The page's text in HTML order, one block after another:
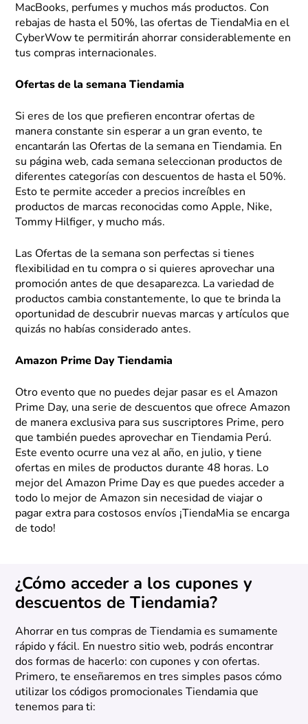
MacBooks, perfumes y muchos más productos. Con
rebajas de hasta el 50%, las ofertas de TiendaMia en el
CyberWow te permitirán ahorrar considerablemente en
tus compras internacionales.
Ofertas de la semana Tiendamia
Si eres de los que prefieren encontrar ofertas de
manera constante sin esperar a un gran evento, te
encantarán las Ofertas de la semana en Tiendamia. En
su página web, cada semana seleccionan productos de
diferentes categorías con descuentos de hasta el 50%.
Esto te permite acceder a precios increíbles en
productos de marcas reconocidas como Apple, Nike,
Tommy Hilfiger, y mucho más.
Las Ofertas de la semana son perfectas si tienes
flexibilidad en tu compra o si quieres aprovechar una
promoción antes de que desaparezca. La variedad de
productos cambia constantemente, lo que te brinda la
oportunidad de descubrir nuevas marcas y artículos que
quizás no habías considerado antes.
Amazon Prime Day Tiendamia
Otro evento que no puedes dejar pasar es el Amazon
Prime Day, una serie de descuentos que ofrece Amazon
de manera exclusiva para sus suscriptores Prime, pero
que también puedes aprovechar en Tiendamia Perú.
Este evento ocurre una vez al año, en julio, y tiene
ofertas en miles de productos durante 48 horas. Lo
mejor del Amazon Prime Day es que puedes acceder a
todo lo mejor de Amazon sin necesidad de viajar o
pagar extra para costosos envíos ¡TiendaMia se encarga
de todo!
¿Cómo acceder a los cupones y
descuentos de Tiendamia?
Ahorrar en tus compras de Tiendamia es sumamente
rápido y fácil. En nuestro sitio web, podrás encontrar
dos formas de hacerlo: con cupones y con ofertas.
Primero, te enseñaremos en tres simples pasos cómo
utilizar los códigos promocionales Tiendamia que
tenemos para ti: